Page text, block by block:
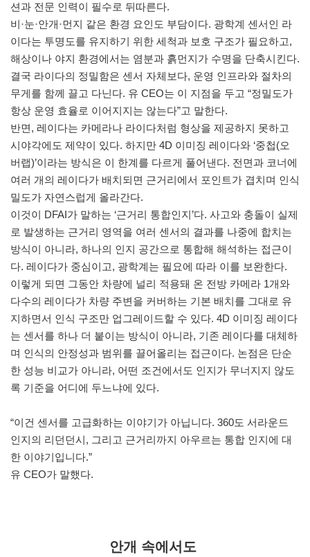
션과 전문 인력이 필수로 뒤따른다.
비·눈·안개·먼지 같은 환경 요인도 부담이다. 광학계 센서인 라
이다는 투명도를 유지하기 위한 세척과 보호 구조가 필요하고,
해상이나 야지 환경에서는 염분과 흙먼지가 수명을 단축시킨다.
결국 라이다의 정밀함은 센서 자체보다, 운영 인프라와 절차의
무게를 함께 끌고 다닌다. 유 CEO는 이 지점을 두고 “정밀도가
항상 운영 효율로 이어지지는 않는다”고 말한다.
반면, 레이다는 카메라나 라이다처럼 형상을 제공하지 못하고
시야각에도 제약이 있다. 하지만 4D 이미징 레이다와 ‘중첩(오
버랩)’이라는 방식은 이 한계를 다르게 풀어낸다. 전면과 코너에
여러 개의 레이다가 배치되면 근거리에서 포인트가 겹치며 인식
밀도가 자연스럽게 올라간다.
이것이 DFAI가 말하는 ‘근거리 통합인지’다. 사고와 충돌이 실제
로 발생하는 근거리 영역을 여러 센서의 결과를 나중에 합치는
방식이 아니라, 하나의 인지 공간으로 통합해 해석하는 접근이
다. 레이다가 중심이고, 광학계는 필요에 따라 이를 보완한다.
이렇게 되면 그동안 차량에 널리 적용돼 온 전방 카메라 1개와
다수의 레이다가 차량 주변을 커버하는 기본 배치를 그대로 유
지하면서 인식 구조만 업그레이드할 수 있다. 4D 이미징 레이다
는 센서를 하나 더 붙이는 방식이 아니라, 기존 레이다를 대체하
며 인식의 안정성과 범위를 끌어올리는 접근이다. 논점은 단순
한 성능 비교가 아니라, 어떤 조건에서도 인지가 무너지지 않도
록 기준을 어디에 두느냐에 있다.
“이건 센서를 고급화하는 이야기가 아닙니다. 360도 서라운드
인지의 리던던시, 그리고 근거리까지 아우르는 통합 인지에 대
한 이야기입니다.”
유 CEO가 말했다.
안개 속에서도